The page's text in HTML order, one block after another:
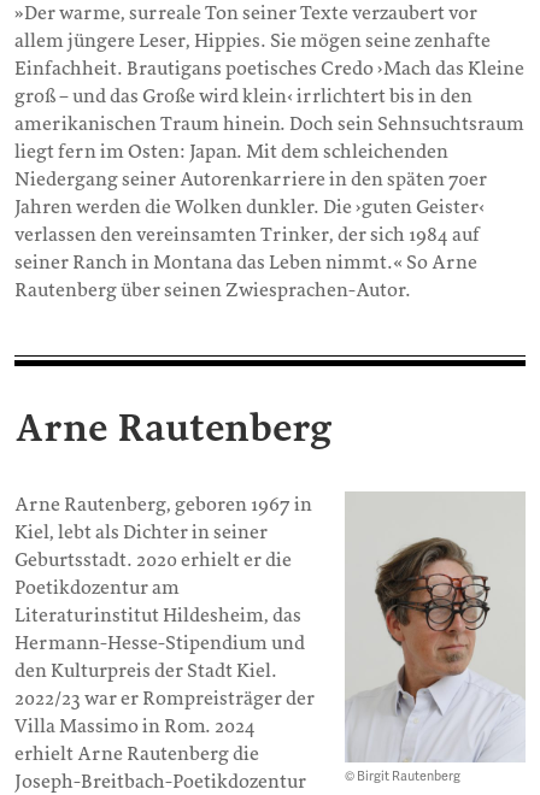
»Der warme, surreale Ton seiner Texte verzaubert vor
allem jüngere Leser, Hippies. Sie mögen seine zenhafte
Einfachheit. Brautigans poetisches Credo ›Mach das Kleine
groß – und das Große wird klein‹ irrlichtert bis in den
amerikanischen Traum hinein. Doch sein Sehnsuchtsraum
liegt fern im Osten: Japan. Mit dem schleichenden
Niedergang seiner Autorenkarriere in den späten 70er
Jahren werden die Wolken dunkler. Die ›guten Geister‹
verlassen den vereinsamten Trinker, der sich 1984 auf
seiner Ranch in Montana das Leben nimmt.« So Arne
Rautenberg über seinen Zwiesprachen-Autor.
Arne Rautenberg
© Birgit Rautenberg
Arne Rautenberg, geboren 1967 in
Kiel, lebt als Dichter in seiner
Geburtsstadt. 2020 erhielt er die
Poetikdozentur am
Literaturinstitut Hildesheim, das
Hermann-Hesse-Stipendium und
den Kulturpreis der Stadt Kiel.
2022/23 war er Rompreisträger der
Villa Massimo in Rom. 2024
erhielt Arne Rautenberg die
Joseph-Breitbach-Poetikdozentur